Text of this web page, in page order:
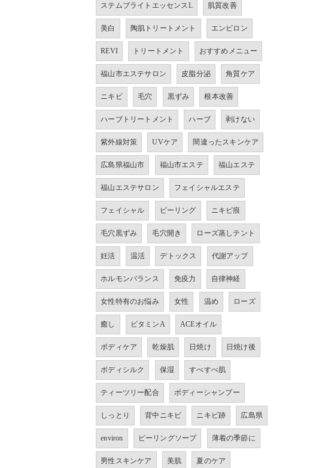
ステムブライトエッセンスL 肌質改善
美白 陶肌トリートメント エンビロン
REVI トリートメント おすすめメニュー
福山市エステサロン 皮脂分泌 角質ケア
ニキビ 毛穴 黒ずみ 根本改善
ハーブトリートメント ハーブ 剥けない
紫外線対策 UVケア 間違ったスキンケア
広島県福山市 福山市エステ 福山エステ
福山エステサロン フェイシャルエステ
フェイシャル ピーリング ニキビ痕
毛穴黒ずみ 毛穴開き ローズ蒸しテント
妊活 温活 デトックス 代謝アップ
ホルモンバランス 免疫力 自律神経
女性特有のお悩み 女性 温め ローズ
癒し ビタミンA ACEオイル
ボディケア 乾燥肌 日焼け 日焼け後
ボディシルク 保湿 すべすべ肌
ティーツリー配合 ボディーシャンプー
しっとり 背中ニキビ ニキビ跡 広島県
environ ピーリングソープ 薄着の季節に
男性スキンケア 美肌 夏のケア